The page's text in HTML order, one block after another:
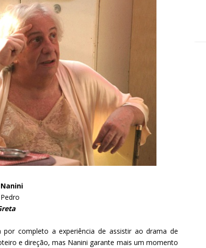
por completo a experiência de assistir ao drama de
e direção, mas Nanini garante mais um momento